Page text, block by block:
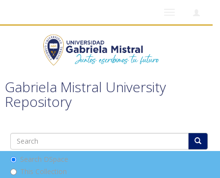
Gabriela Mistral University
Repository
Search DSpace
This Collection